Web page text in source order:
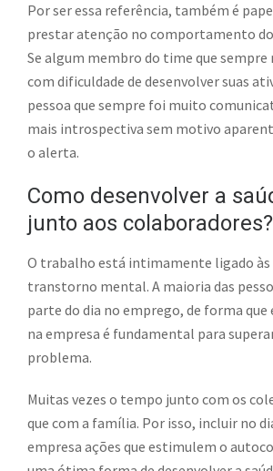
Por ser essa referência, também é
prestar atenção no comportamento
Se algum membro do time que sempre
com dificuldade de desenvolver suas
pessoa que sempre foi muito
mais introspectiva sem motivo
o alerta.
Como desenvolver a
junto aos colaboradores?
O trabalho está intimamente ligado às
transtorno mental. A maioria das
parte do dia no emprego, de forma
na empresa é fundamental para
problema.
Muitas vezes o tempo junto com os
que com a família. Por isso, incluir no
empresa ações que estimulem o